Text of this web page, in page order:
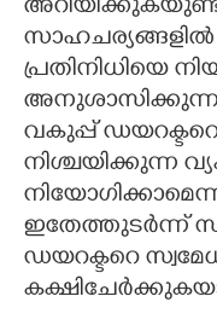
പ്രതിനിധിയെ
വകുപ്പ്
നിശ്ചയിക്കുന്ന
ഇതേത്തുടർന്ന്
ഡയറക്ടറെ